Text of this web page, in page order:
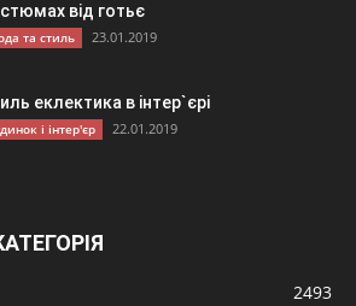
від готьє
та стиль 23.01.2019
еклектика в інтер`єрі
і інтер'єр 22.01.2019
2493